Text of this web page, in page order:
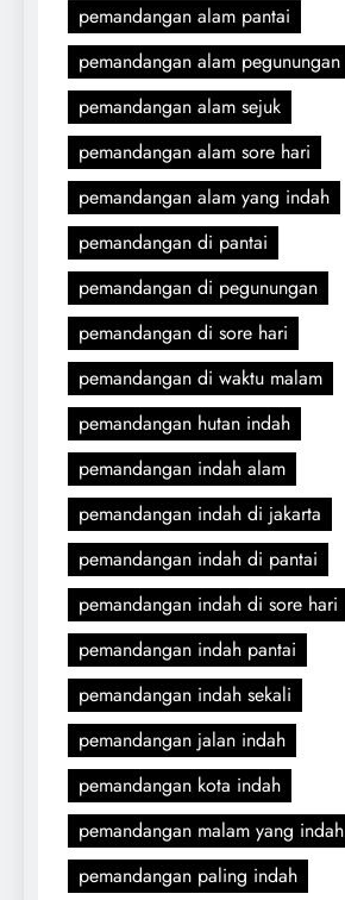
pemandangan alam pantai
pemandangan alam pegunungan
pemandangan alam sejuk
pemandangan alam sore hari
pemandangan alam yang indah
pemandangan di pantai
pemandangan di pegunungan
pemandangan di sore hari
pemandangan di waktu malam
pemandangan hutan indah
pemandangan indah alam
pemandangan indah di jakarta
pemandangan indah di pantai
pemandangan indah di sore hari
pemandangan indah pantai
pemandangan indah sekali
pemandangan jalan indah
pemandangan kota indah
pemandangan malam yang indah
pemandangan paling indah